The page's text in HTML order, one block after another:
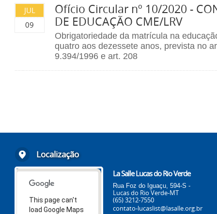
JUL
09
Ofício Circular nº 10/2020 -
DE EDUCAÇÃO CME/LRV
Obrigatoriedade da matrícula na
quatro aos dezessete anos, prevista no
9.394/1996 e art. 208
Localização
This page can't
load Google Maps
La Salle Lucas do Rio Verde
Rua Foz do Iguaçu, 594-S -
Lucas do Rio Verde-MT
(65) 3212-7550
contato-lucaslist@lasalle.org.br